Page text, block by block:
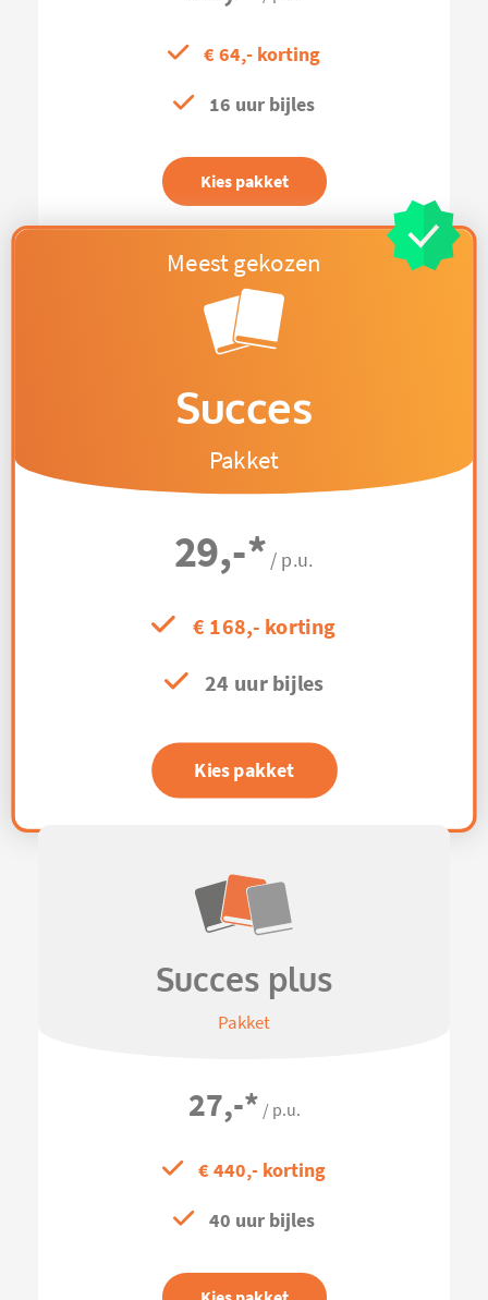
€ 64,- korting
16 uur bijles
Kies pakket
Succes
Pakket
29,-* / p.u.
€ 168,- korting
24 uur bijles
Kies pakket
Succes plus
Pakket
27,-* / p.u.
€ 440,- korting
40 uur bijles